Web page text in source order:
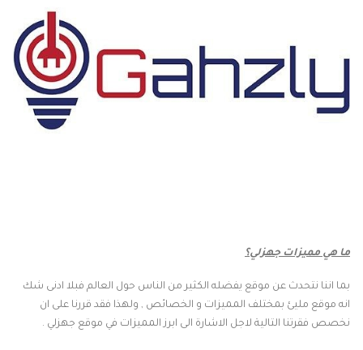
ما هي مميزات جهزلي؟
بما اننا نتحدث عن موقع يفضله الكثير من الناس حول العالم فبلا ادنى شك
انه موقع مليئ بمختلف المميزات و الخصائص , ولهذا فقد قررنا على ان
نخصص فقرتنا التالية لاجل الاشارة الى ابرز المميزات في موقع جهزلي .